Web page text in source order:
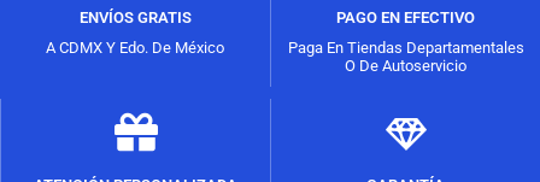
ENVÍOS GRATIS
A CDMX Y Edo. De México
PAGO EN EFECTIVO
Paga En Tiendas Departamentales
O De Autoservicio